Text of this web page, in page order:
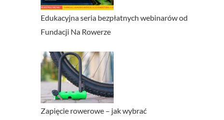
Edukacyjna seria bezpłatnych webinarów od
Fundacji Na Rowerze
Zapięcie rowerowe – jak wybrać